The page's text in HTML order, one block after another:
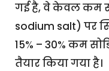
गई है, वे केवल कम
sodium salt) पर
15% – 30% कम
तैयार किया गया है।